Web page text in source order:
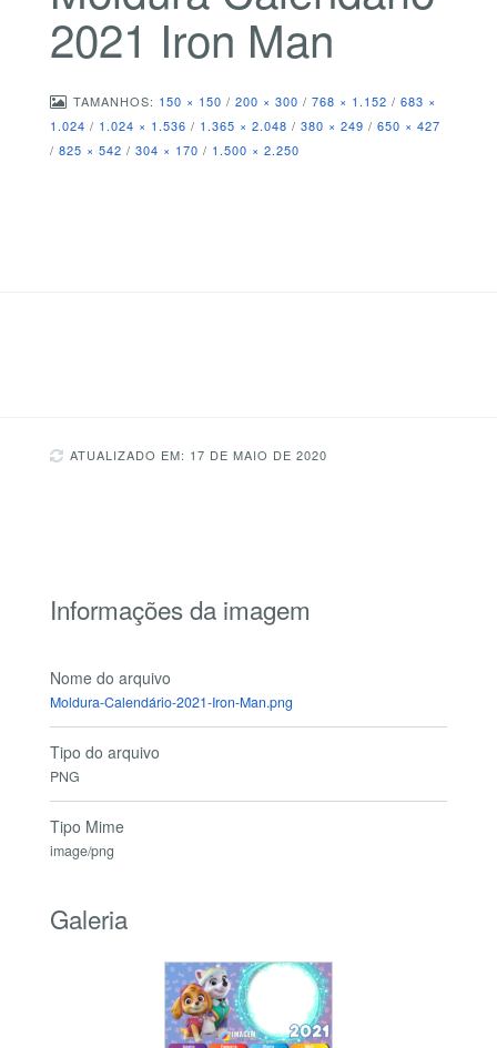
2021 Iron Man
TAMANHOS: 150 × 150 / 200 × 300 / 768 × 1.152 / 683 ×
1.024 / 1.024 × 1.536 / 1.365 × 2.048 / 380 × 249 / 650 × 427
/ 825 × 542 / 304 × 170 / 1.500 × 2.250
ATUALIZADO EM: 17 DE MAIO DE 2020
Informações da imagem
Nome do arquivo
Moldura-Calendário-2021-Iron-Man.png
Tipo do arquivo
PNG
Tipo Mime
image/png
Galeria